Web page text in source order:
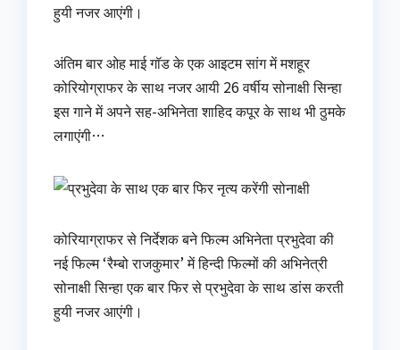
हुयी नजर आएंगी।
अंतिम बार ओह माई गॉड के एक आइटम सांग में मशहूर
कोरियोग्राफर के साथ नजर आयी 26 वर्षीय सोनाक्षी सिन्हा
इस गाने में अपने सह-अभिनेता शाहिद कपूर के साथ भी ठुमके
लगाएंगी…
कोरियाग्राफर से निर्देशक बने फिल्म अभिनेता प्रभुदेवा की
नई फिल्म ‘रैम्बो राजकुमार’ में हिन्दी फिल्मों की अभिनेत्री
सोनाक्षी सिन्हा एक बार फिर से प्रभुदेवा के साथ डांस करती
हुयी नजर आएंगी।